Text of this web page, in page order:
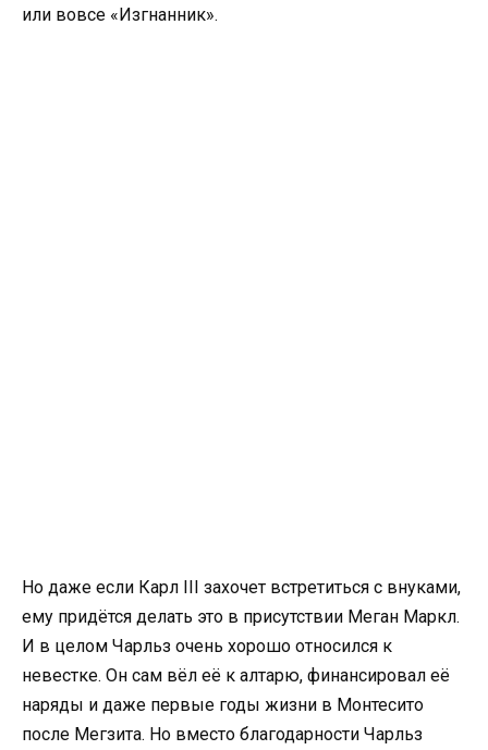
или вовсе «Изгнанник».
Но даже если Карл III захочет встретиться с внуками,
ему придётся делать это в присутствии Меган Маркл.
И в целом Чарльз очень хорошо относился к
невестке. Он сам вёл её к алтарю, финансировал её
наряды и даже первые годы жизни в Монтесито
после Мегзита. Но вместо благодарности Чарльз